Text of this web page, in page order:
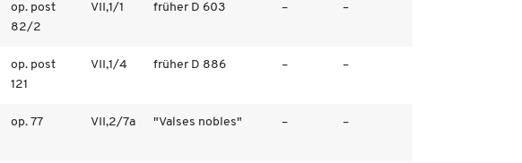
op. post
82/2
VII,1/1 früher D 603 – –
op. post
121
VII,1/4 früher D 886 – –
op. 77 VII,2/7a "Valses nobles" – –